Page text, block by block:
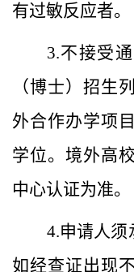
有过敏反应者。
3.不接受
（博士）招生
外合作办学项
学位。境外高
中心认证为准。
4.申请人须
如经查证出现